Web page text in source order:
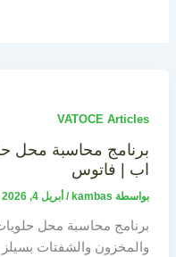
VATOCE Articles
برنامج محاسبة محل
اب | فاتوس
بواسطة kambas
/ أبريل 4, 2026
برنامج محاسبة محل
والمخزون والشفتات